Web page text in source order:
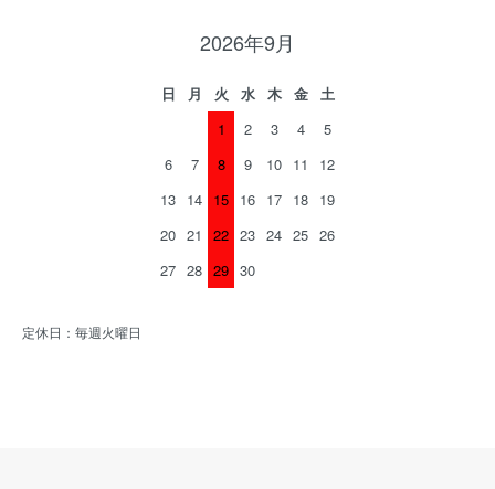
2026年9月
日 月 火 水 木 金
土
1
2 3 4
5
6
7 8 9 10 11
12
13 14 15 16 17 18 19
20 21 22 23 24 25 26
27 28 29 30
定休日：毎週火曜日